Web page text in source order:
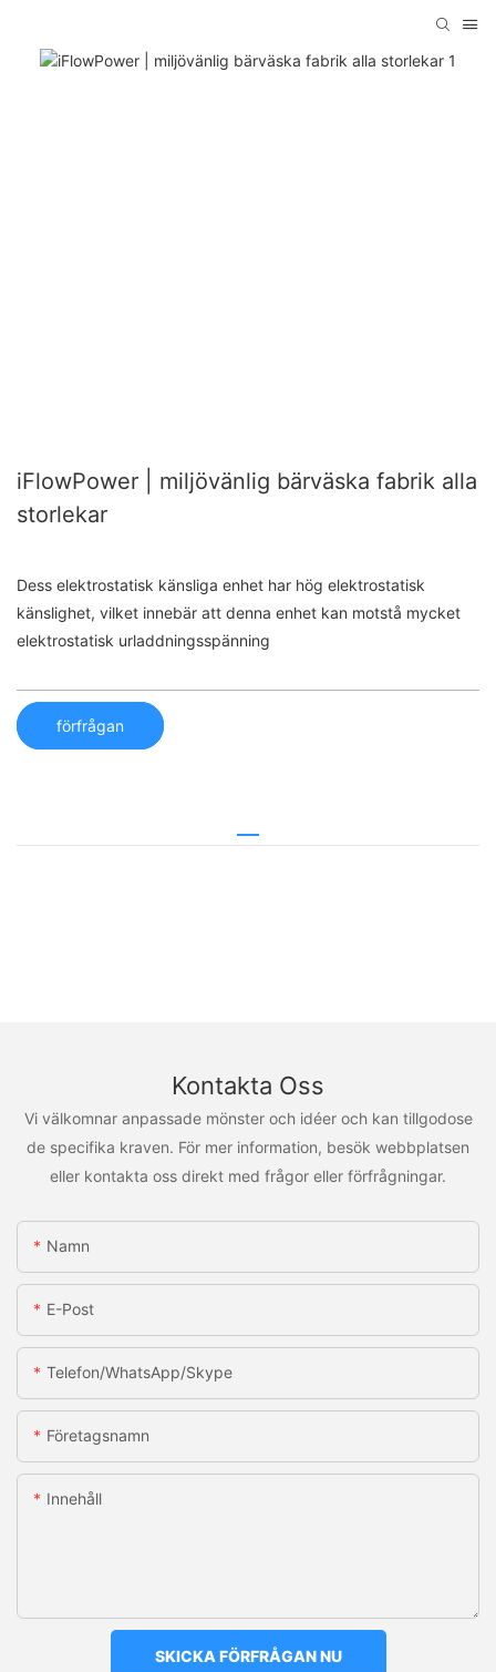
iFlowPower | miljövänlig bärväska fabrik alla
storlekar
Dess elektrostatisk känsliga enhet har hög elektrostatisk
känslighet, vilket innebär att denna enhet kan motstå mycket
elektrostatisk urladdningsspänning
förfrågan
Kontakta Oss
Vi välkomnar anpassade mönster och idéer och kan tillgodose
de specifika kraven. För mer information, besök webbplatsen
eller kontakta oss direkt med frågor eller förfrågningar.
Namn
E-Post
Telefon/WhatsApp/Skype
Företagsnamn
Innehåll
SKICKA FÖRFRÅGAN NU